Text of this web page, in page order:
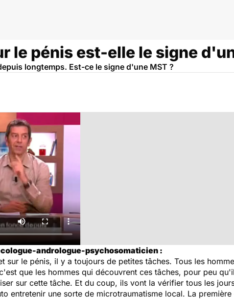
le pénis est-elle le signe
longtemps. Est-ce le signe d'une MST ?
andrologue-psychosomaticien :
sur le pénis, il y a toujours de petites tâches. Tous les
que les hommes qui découvrent ces tâches, pour peu
sur cette tâche. Et du coup, ils vont la vérifier tous les
entretenir une sorte de microtraumatisme local. La